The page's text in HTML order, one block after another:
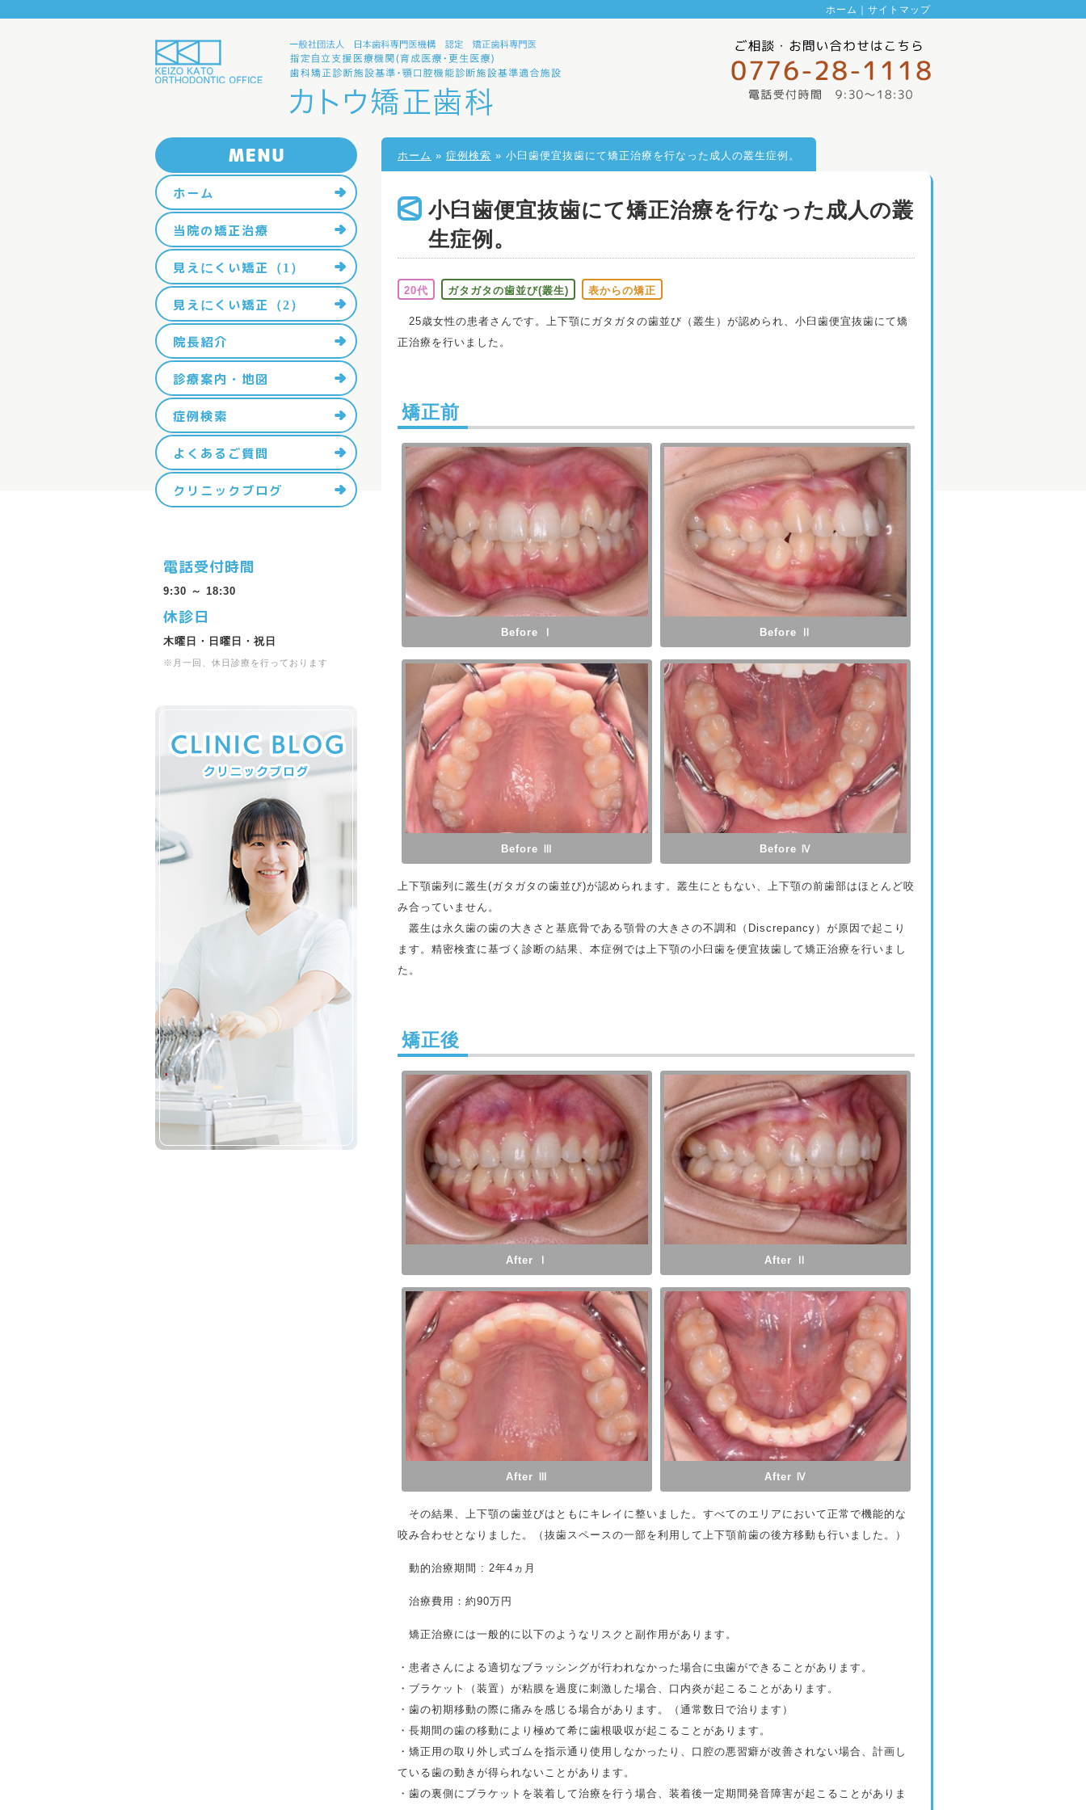
ホーム ｜ サイトマップ
ホーム » 症例検索 » 小臼歯便宜抜歯にて矯正治療を行なった成人の叢生症例。
小臼歯便宜抜歯にて矯正治療を行なった成人の叢
生症例。
20代 ガタガタの歯並び(叢生) 表からの矯正
25歳女性の患者さんです。上下顎にガタガタの歯並び（叢生）が認められ、小臼歯便宜抜歯にて矯
正治療を行いました。
矯正前
Before Ⅰ Before Ⅱ
Before Ⅲ Before Ⅳ
上下顎歯列に叢生(ガタガタの歯並び)が認められます。叢生にともない、上下顎の前歯部はほとんど咬
み合っていません。
叢生は永久歯の歯の大きさと基底骨である顎骨の大きさの不調和（Discrepancy）が原因で起こり
ます。精密検査に基づく診断の結果、本症例では上下顎の小臼歯を便宜抜歯して矯正治療を行いまし
た。
矯正後
After Ⅰ After Ⅱ
After Ⅲ After Ⅳ
その結果、上下顎の歯並びはともにキレイに整いました。すべてのエリアにおいて正常で機能的な
咬み合わせとなりました。（抜歯スペースの一部を利用して上下顎前歯の後方移動も行いました。）
動的治療期間 : 2年4ヵ月
治療費用：約90万円
矯正治療には一般的に以下のようなリスクと副作用があります。
・患者さんによる適切なブラッシングが行われなかった場合に虫歯ができることがあります。
・ブラケット（装置）が粘膜を過度に刺激した場合、口内炎が起こることがあります。
・歯の初期移動の際に痛みを感じる場合があります。（通常数日で治ります）
・長期間の歯の移動により極めて希に歯根吸収が起こることがあります。
・矯正用の取り外し式ゴムを指示通り使用しなかったり、口腔の悪習癖が改善されない場合、計画し
ている歯の動きが得られないことがあります。
・歯の裏側にブラケットを装着して治療を行う場合、装着後一定期間発音障害が起こることがありま
ホーム
当院の矯正治療
見えにくい矯正（1）
見えにくい矯正（2）
院長紹介
診療案内・地図
症例検索
よくあるご質問
クリニックブログ
電話受付時間
9:30 ～ 18:30
休診日
木曜日・日曜日・祝日
※月一回、休日診療を行っております